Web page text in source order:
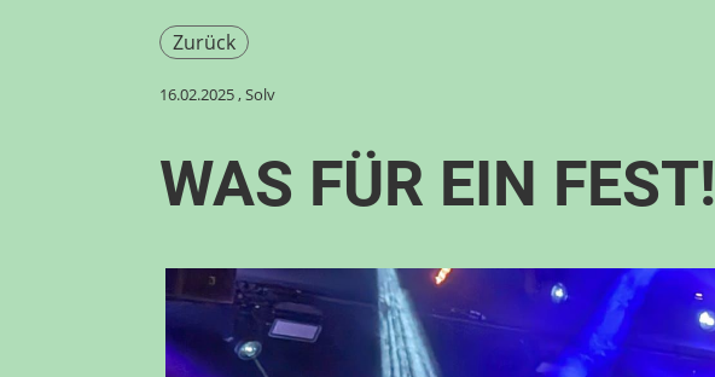
Zurück
16.02.2025, Solv
WAS FÜR EIN FEST!